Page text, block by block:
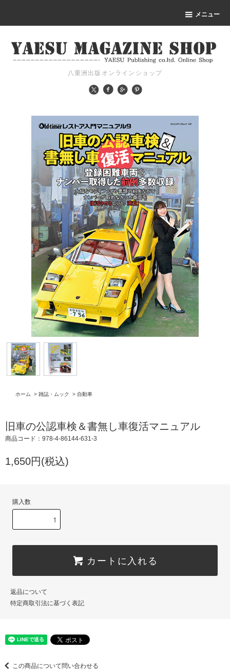
メニュー
八重洲出版オンラインショップ
ホーム > 雑誌・ムック > 自動車
旧車の公認車検＆書無し車復活マニュアル
商品コード：978-4-86144-631-3
1,650円(税込)
購入数
カートに入れる
返品について
特定商取引法に基づく表記
この商品について問い合わせる